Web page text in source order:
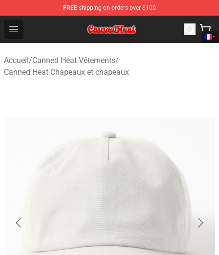
FREE shipping on orders over $100
Open menu
Canned Heat Store - Official Canned Heat Merchandise
Accueil/Canned Heat Vêtements/
Canned Heat Chapeaux et chapeaux